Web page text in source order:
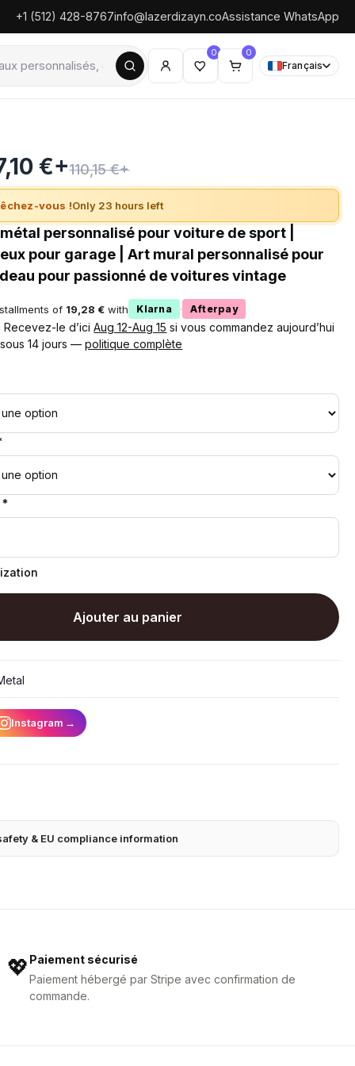
+1 (512) 428-8767info@lazerdizayn.coAssistance WhatsApp
0 0
Français
€+110,15 €+
vous !Only 23 hours left
personnalisé pour voiture de sport |
pour garage | Art mural personnalisé pour
pour passionné de voitures vintage
of 19,28 € with Klarna · Afterpay
Recevez-le d’iciAug 12-Aug 15 si vous commandez aujourd’hui
14 jours —politique complète
Ajouter au panier
Instagram →
& EU compliance information
💖Paiement sécurisé
Paiement hébergé par Stripe avec confirmation de
commande.